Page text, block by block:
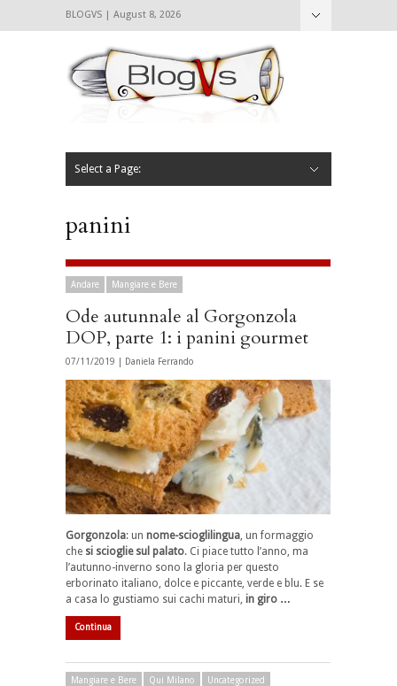
BLOGVS | August 8, 2026
Select a Page:
panini
Andare Mangiare e Bere
Ode autunnale al Gorgonzola
DOP, parte 1: i panini gourmet
07/11/2019 | Daniela Ferrando
Gorgonzola: un nome-scioglilingua, un formaggio
che si scioglie sul palato. Ci piace tutto l’anno, ma
l’autunno-inverno sono la gloria per questo
erborinato italiano, dolce e piccante, verde e blu. E se
a casa lo gustiamo sui cachi maturi, in giro …
Continua
Mangiare e Bere Qui Milano Uncategorized